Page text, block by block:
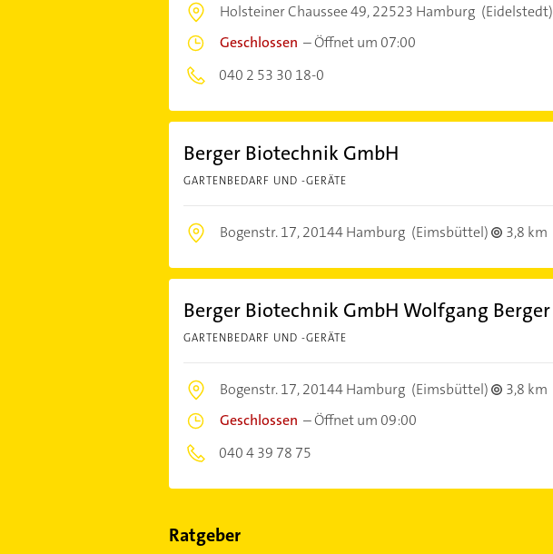
Holsteiner Chaussee 49,22523 Hamburg (Eidelstedt)
Geschlossen –Öffnet um 07:00
040 2 53 30 18-0
Berger Biotechnik GmbH
GARTENBEDARF UND -GERÄTE
Bogenstr. 17,20144 Hamburg (Eimsbüttel) 3,8 km
Berger Biotechnik GmbH Wolfgang Berger
GARTENBEDARF UND -GERÄTE
Bogenstr. 17,20144 Hamburg (Eimsbüttel)
3,8 km
Geschlossen –Öffnet um 09:00
040 4 39 78 75
Ratgeber